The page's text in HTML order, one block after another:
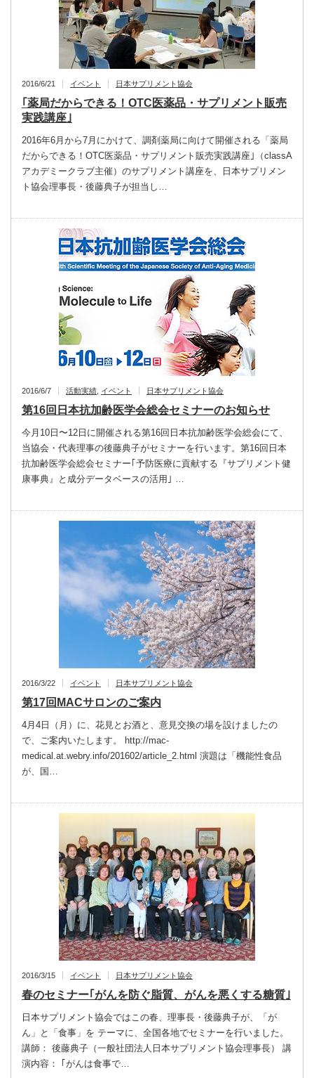
2016/6/21 イベント 日本サプリメント協会
｢薬局だからできる！OTC医薬品・サプリメント販売
実践講座｣
2016年6月から7月にかけて、調剤薬局に向けて開催される「薬局
だからできる！OTC医薬品・サプリメント販売実践講座｣（classA
アカデミークラブ主催）のサプリメント講座を、日本サプリメン
ト協会理事長・後藤典子が担当し…
2016/6/7 活動実績 イベント 日本サプリメント協会
第16回日本抗加齢医学会総会セミナーのお知らせ
今月10日〜12日に開催される第16回日本抗加齢医学会総会にて、
当協会・代表理事の後藤典子がセミナーを行います。第16回日本
抗加齢医学会総会セミナー｢予防医療に貢献する『サプリメント健
康事典』と成分データベースの活用｣ …
2016/3/22 イベント 日本サプリメント協会
第17回MACサロンのご案内
4月4日（月）に、花見とお酒と、意見交換の場を設けましたの
で、ご案内いたします。 http://mac-
medical.at.webry.info/201602/article_2.html 演題は「機能性食品
が、国…
2016/3/15 イベント 日本サプリメント協会
春のセミナー｢がんを防ぐ脂質、がんを悪くする糖質｣
日本サプリメント協会ではこの春、理事長・後藤典子が、「が
ん」と「食事」を テーマに、全国各地でセミナーを行いました。
講師： 後藤典子（一般社団法人日本サプリメント協会理事長） 講
演内容： ｢がんは食事で…